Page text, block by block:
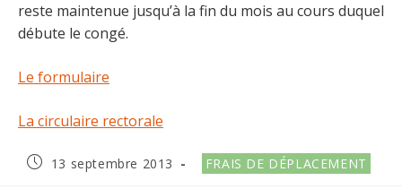
reste maintenue jusqu’à la fin du mois au cours duquel
débute le congé.
Le formulaire
La circulaire rectorale
Publication
13 septembre 2013
Post
category:
FRAIS DE DÉPLACEMENT